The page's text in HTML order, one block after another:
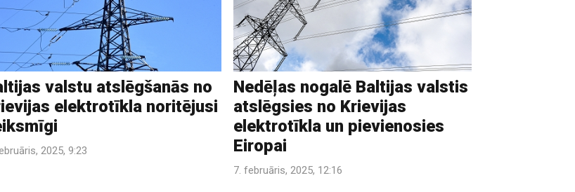
valstu atslēgšanās no
elektrotīkla noritējusi
2025, 9:23
Nedēļas nogalē Baltijas valstis
atslēgsies no Krievijas
elektrotīkla un pievienosies
Eiropai
7. februāris, 2025, 12:16